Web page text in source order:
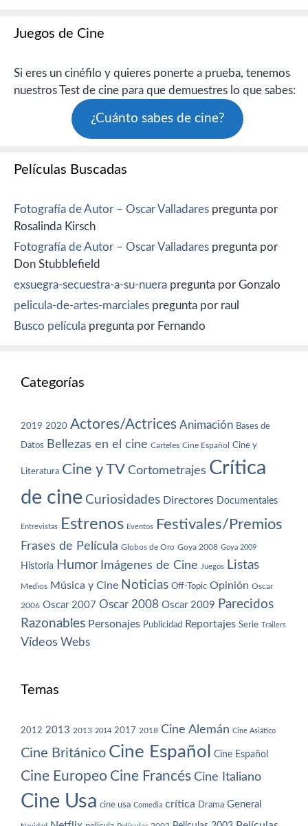
Juegos de Cine
Si eres un cinéfilo y quieres ponerte a prueba, tenemos
nuestros Test de cine para que demuestres lo que sabes:
¿Cuánto sabes de cine?
Películas Buscadas
Fotografía de Autor – Oscar Valladares pregunta por
Rosalinda Kirsch
Fotografía de Autor – Oscar Valladares pregunta por
Don Stubblefield
exsuegra-secuestra-a-su-nuera pregunta por Gonzalo
pelicula-de-artes-marciales pregunta por raul
Busco película pregunta por Fernando
Categorías
2019 2020 Actores/Actrices Animación Bases de
Datos Bellezas en el cine Carteles Cine Español Cine y
Literatura Cine y TV Cortometrajes Crítica
de cine Curiosidades Directores Documentales
Entrevistas Estrenos Eventos Festivales/Premios
Frases de Película Globos de Oro Goya 2008 Goya 2009
Historia Humor Imágenes de Cine Juegos Listas
Medios Música y Cine Noticias Off-Topic Opinión Oscar
2006 Oscar 2007 Oscar 2008 Oscar 2009 Parecidos
Razonables Personajes Publicidad Reportajes Serie Trailers
Vídeos Webs
Temas
2012 2013 2013 2014 2017 2018 Cine Alemán Cine Asiático
Cine Británico Cine Español Cine Español
Cine Europeo Cine Francés Cine Italiano
Cine Usa cine usa Comedia crítica Drama General